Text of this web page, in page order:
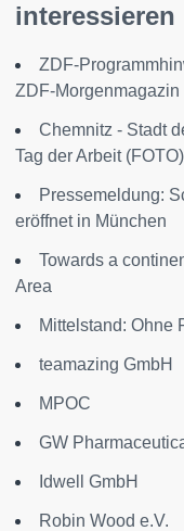
interessieren
ZDF-
ZDF-Morgenmagazin
Chemnitz - Stadt
Tag der Arbeit (FOTO)
Pressemeldung:
eröffnet in München
Towards a
Area
Mittelstand: Ohne
teamazing GmbH
MPOC
GW
Idwell GmbH
Robin Wood e.V.